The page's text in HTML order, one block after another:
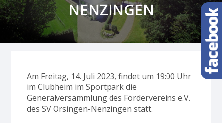
NENZINGEN
Am Freitag, 14. Juli 2023, findet um 19:00 Uhr
im Clubheim im Sportpark die
Generalversammlung des Fördervereins e.V.
des SV Orsingen-Nenzingen statt.